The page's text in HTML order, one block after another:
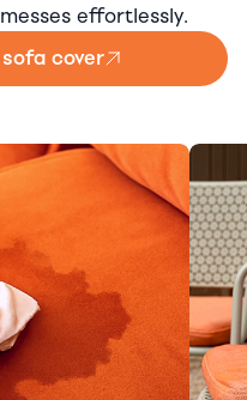
effortlessly.
cover